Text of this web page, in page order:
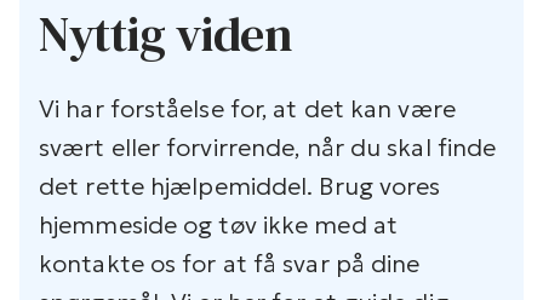
Nyttig viden
Vi har forståelse for, at det kan være
svært eller forvirrende, når du skal finde
det rette hjælpemiddel. Brug vores
hjemmeside og tøv ikke med at
kontakte os for at få svar på dine